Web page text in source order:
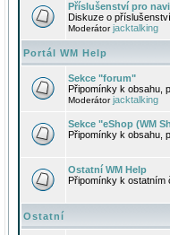
Příslušenství pro
Diskuze o
Moderátorjacktalking
Portál WM Help
Sekce "forum"
Připomínky k obsahu,
Moderátorjacktalking
Sekce "eShop (WM
Připomínky k obsahu,
Ostatní WM Help
Připomínky k ostatním
Ostatní